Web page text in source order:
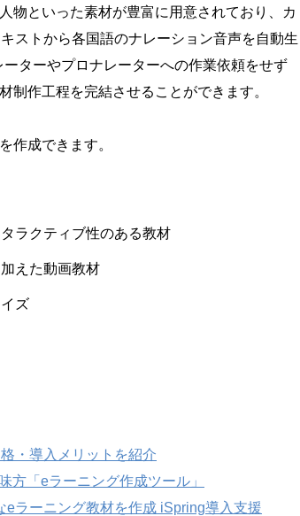
物といった素材が豊富に用意されており、カ
ストから各国語のナレーション音声を自動生
ターやプロナレーターへの作業依頼をせず
制作工程を完結させることができます。
作成できます。
ラクティブ性のある教材
えた動画教材
ズ
・導入メリットを紹介
方「eラーニング作成ツール」
ラーニング教材を作成 iSpring導入支援